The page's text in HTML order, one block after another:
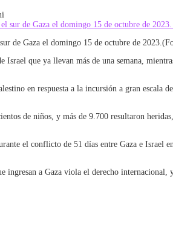
de Gaza el domingo 15 de octubre de
que ya llevan más de una semana,
en respuesta a la incursión a gran escala
de niños, y más de 9.700 resultaron
el conflicto de 51 días entre Gaza e Israel
ingresan a Gaza viola el derecho